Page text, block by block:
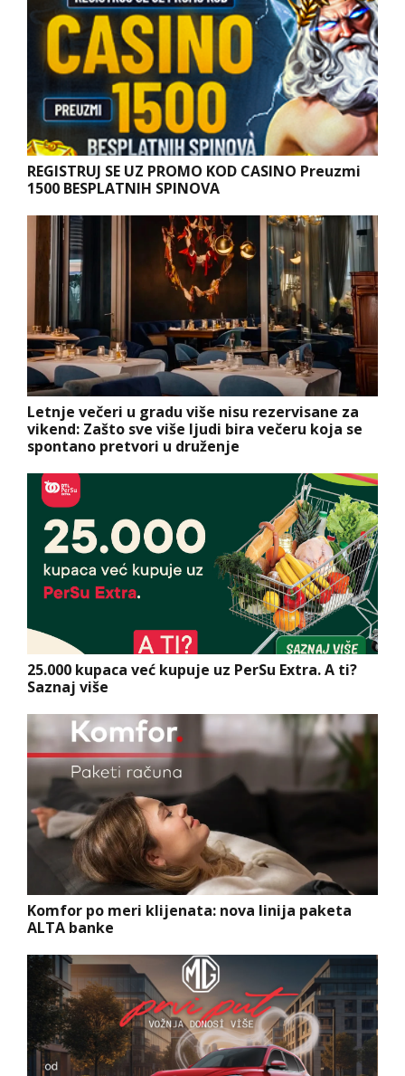
REGISTRUJ SE UZ PROMO KOD CASINO Preuzmi
1500 BESPLATNIH SPINOVA
Letnje večeri u gradu više nisu rezervisane za
vikend: Zašto sve više ljudi bira večeru koja se
spontano pretvori u druženje
25.000 kupaca već kupuje uz PerSu Extra. A ti?
Saznaj više
Komfor po meri klijenata: nova linija paketa
ALTA banke